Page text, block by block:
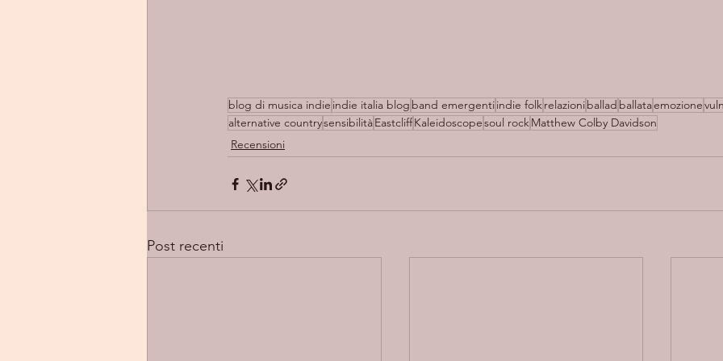
blog di musica indie indie italia blog band emergentiindie folkrelazioniballad ballataemozione
alternative countrysensibilitàEastcliffKaleidoscopesoul rockMatthew Colby Davidson
Recensioni
Post recenti